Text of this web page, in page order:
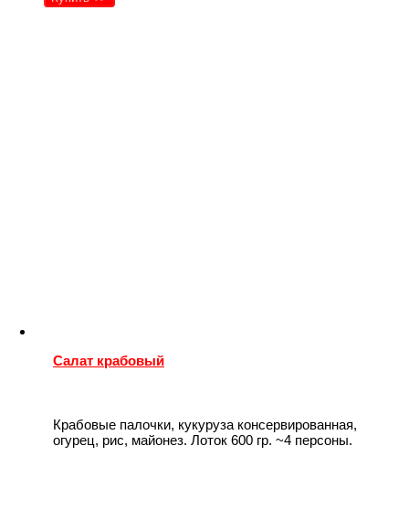
Салат крабовый
Крабовые палочки, кукуруза консервированная,
огурец, рис, майонез. Лоток 600 гр. ~4 персоны.